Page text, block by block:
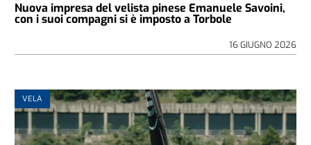
Nuova impresa del velista pinese Emanuele Savoini,
con i suoi compagni si è imposto a Torbole
16 GIUGNO 2026
VELA